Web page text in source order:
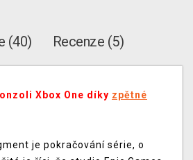
(40) Recenze (5)
Xbox One díky zpětné
je pokračování série, o